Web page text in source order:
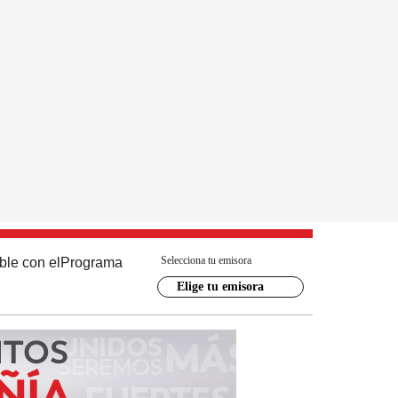
con el Programa Selecciona tu emisora
Elige tu emisora